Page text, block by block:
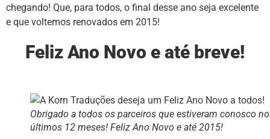
chegando! Que, para todos, o final desse ano seja excelente
e que voltemos renovados em 2015!
Feliz Ano Novo e até breve!
Obrigado a todos os parceiros que estiveram conosco
últimos 12 meses! Feliz Ano Novo e até 2015!